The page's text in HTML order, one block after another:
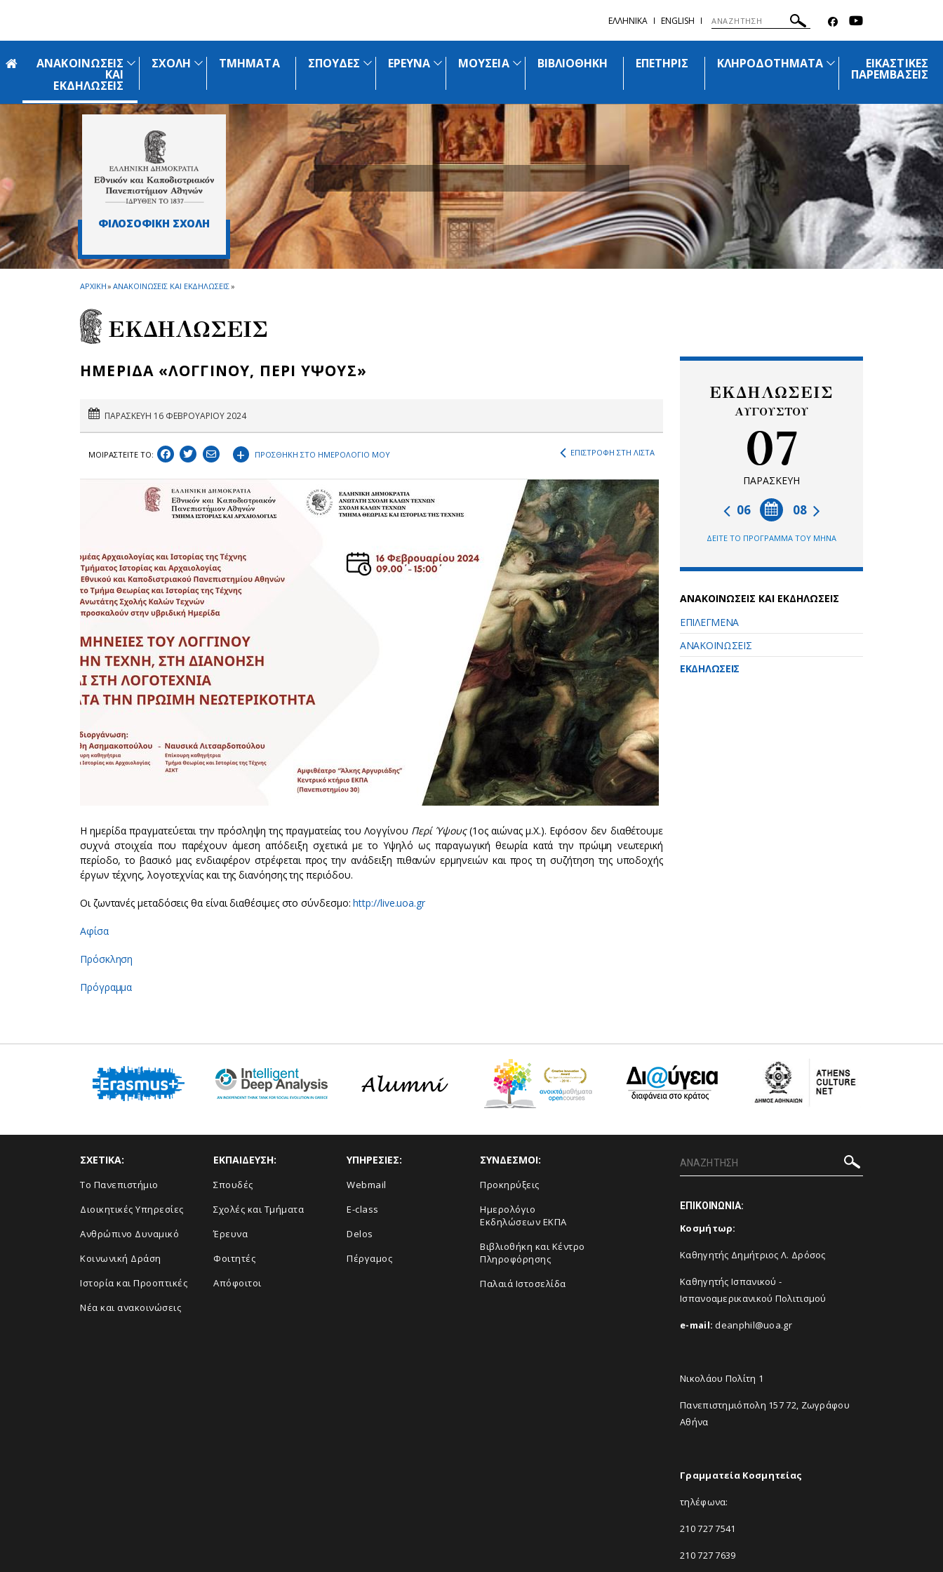
ΕΛΛΗΝΙΚΑ ENGLISH
ΑΝΑΚΟΙΝΩΣΕΙΣ
ΚΑΙ
ΕΚΔΗΛΩΣΕΙΣ
ΣΧΟΛΗ ΤΜΗΜΑΤΑ ΣΠΟΥΔΕΣ ΕΡΕΥΝΑ ΜΟΥΣΕΙΑ ΒΙΒΛΙΟΘΗΚΗ ΕΠΕΤΗΡΙΣ ΚΛΗΡΟΔΟΤΗΜΑΤΑ ΕΙΚΑΣΤΙΚΕΣ
ΠΑΡΕΜΒΑΣΕΙΣ
ΦΙΛΟΣΟΦΙΚΗ ΣΧΟΛΗ
ΑΡΧΙΚΗ» ΑΝΑΚΟΙΝΩΣΕΙΣ ΚΑΙ ΕΚΔΗΛΩΣΕΙΣ»
ΕΚΔΗΛΩΣΕΙΣ
HΜΕΡΙΔΑ «ΛΟΓΓΙΝΟΥ, ΠΕΡΙ ΥΨΟΥΣ»
ΠΑΡΑΣΚΕΥΗ 16 ΦΕΒΡΟΥΑΡΙΟΥ 2024
ΜΟΙΡΑΣΤEIΤΕ ΤΟ: + ΠΡΟΣΘΗΚΗ ΣΤΟ ΗΜΕΡΟΛΟΓΙΟ ΜΟΥ ΕΠΙΣΤΡΟΦΗ ΣΤΗ ΛΙΣΤΑ
Η ημερίδα πραγματεύεται την πρόσληψη της πραγματείας του Λογγίνου Περί Ύψους(1ος αιώνας μ.Χ.). Εφόσον δεν διαθέτουμε
συχνά στοιχεία που παρέχουν άμεση απόδειξη σχετικά με το Υψηλό ως παραγωγική θεωρία κατά την πρώιμη νεωτερική
περίοδο, το βασικό μας ενδιαφέρον στρέφεται προς την ανάδειξη πιθανών ερμηνειών και προς τη συζήτηση της υποδοχής
έργων τέχνης, λογοτεχνίας και της διανόησης της περιόδου.
Οι ζωντανές μεταδόσεις θα είναι διαθέσιμες στο σύνδεσμο:http://live.uoa.gr
Αφίσα
Πρόσκληση
Πρόγραμμα
ΕΚΔΗΛΩΣΕΙΣ
ΑΥΓΟΥΣΤΟΥ
07
ΠΑΡΑΣΚΕΥΗ
08
06
ΔΕΙΤΕ ΤΟ ΠΡΟΓΡΑΜΜΑ ΤΟΥ ΜΗΝΑ
ΑΝΑΚΟΙΝΩΣΕΙΣ ΚΑΙ ΕΚΔΗΛΩΣΕΙΣ
ΕΠΙΛΕΓΜΕΝΑ
ΑΝΑΚΟΙΝΩΣΕΙΣ
ΕΚΔΗΛΩΣΕΙΣ
ΣΧΕΤΙΚΑ:
Το Πανεπιστήμιο
Διοικητικές Υπηρεσίες
Ανθρώπινο Δυναμικό
Κοινωνική Δράση
Ιστορία και Προοπτικές
Νέα και ανακοινώσεις
ΕΚΠΑΙΔΕΥΣΗ:
Σπουδές
Σχολές και Τμήματα
Έρευνα
Φοιτητές
Απόφοιτοι
ΥΠΗΡΕΣΙΕΣ:
Webmail
E-class
Delos
Πέργαμος
ΣΥΝΔΕΣΜΟΙ:
Προκηρύξεις
Ημερολόγιο
Εκδηλώσεων ΕΚΠΑ
Βιβλιοθήκη και Κέντρο
Πληροφόρησης
Παλαιά Ιστοσελίδα
ΕΠΙΚΟΙΝΩΝΙΑ:
Κοσμήτωρ:
Καθηγητής Δημήτριος Λ. Δρόσος
Καθηγητής Ισπανικού -
Ισπανοαμερικανικού Πολιτισμού
e-mail: deanphil@uoa.gr
Νικολάου Πολίτη 1
Πανεπιστημιόπολη 157 72, Ζωγράφου
Αθήνα
Γραμματεία Κοσμητείας
τηλέφωνα:
210 727 7541
210 727 7639